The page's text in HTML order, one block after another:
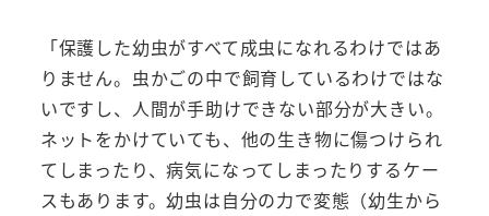
「保護した幼虫がすべて成虫になれるわけではあ
りません。虫かごの中で飼育しているわけではな
いですし、人間が手助けできない部分が大きい。
ネットをかけていても、他の生き物に傷つけられ
てしまったり、病気になってしまったりするケー
スもあります。幼虫は自分の力で変態（幼生から